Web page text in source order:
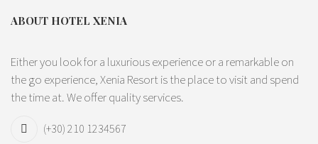
ABOUT HOTEL XENIA
Either you look for a luxurious experience or a remarkable on
the go experience, Xenia Resort is the place to visit and spend
the time at. We offer quality services.
(+30) 210 1234567